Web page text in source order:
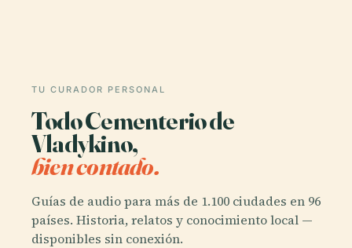
TU CURADOR PERSONAL
Todo Cementerio de
Vladykino,
bien contado.
Guías de audio para más de 1.100 ciudades en 96
países. Historia, relatos y conocimiento local —
disponibles sin conexión.